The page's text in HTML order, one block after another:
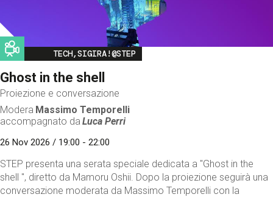
Image
TECH,SIGIRA!@STEP
Ghost in the shell
Proiezione e conversazione
Modera Massimo Temporelli
accompagnato da Luca Perri
26 Nov 2026 / 19:00 - 22:00
STEP presenta una serata speciale dedicata a "Ghost in the
shell ", diretto da Mamoru Oshii. Dopo la proiezione seguirà una
conversazione moderata da Massimo Temporelli con la